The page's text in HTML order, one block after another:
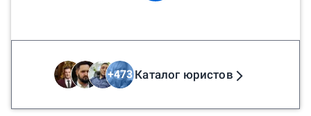
+473Каталог юристов